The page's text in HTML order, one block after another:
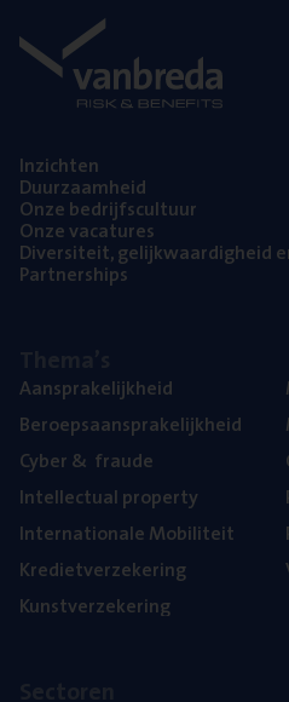
Inzich­ten
Duur­zaam­heid
Onze bedrijfs­cul­tuur
Onze vaca­tu­res
Diver­si­teit, gelijk­waar­dig­heid
Part­ner­ships
Aan­spra­ke­lijk­heid
Beroeps­aan­spra­ke­lijk­heid
Cyber& fraude
Intel­lec­tu­al property
Inter­na­ti­o­na­le Mobiliteit
Kre­diet­ver­ze­ke­ring
Kunst­ver­ze­ke­ring